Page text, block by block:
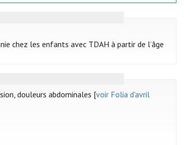
chez les enfants avec TDAH à partir de l’âge
douleurs abdominales [voir Folia d'avril